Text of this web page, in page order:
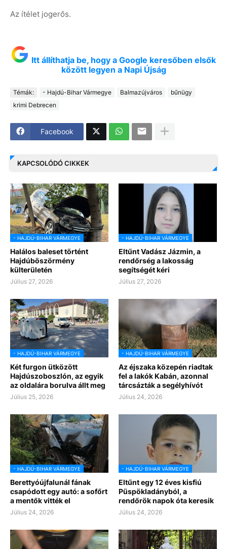
Az ítélet jogerős.
Itt állíthatja be, hogy a Google keresőben elsők
között legyen a Napi Újság
Témák: - Hajdú-Bihar Vármegye Balmazújváros
bűnügy
krimi Debrecen
Facebook
KAPCSOLÓDÓ CIKKEK
- HAJDÚ-BIHAR VÁRMEGYE
Halálos baleset történt
Hajdúböszörmény
külterületén
Július 27, 2026
- HAJDÚ-BIHAR VÁRMEGYE
Eltűnt Vadász Jázmin, a
rendőrség a lakosság
segítségét kéri
Július 27, 2026
- HAJDÚ-BIHAR VÁRMEGYE
Két furgon ütközött
Hajdúszoboszlón, az egyik
az oldalára borulva állt meg
Július 25, 2026
- HAJDÚ-BIHAR VÁRMEGYE
Az éjszaka közepén riadtak
fel a lakók Kabán, azonnal
tárcsázták a segélyhívót
Július 24, 2026
- HAJDÚ-BIHAR VÁRMEGYE
Berettyóújfalunál fának
csapódott egy autó: a sofőrt
a mentők vitték el
Július 24, 2026
- HAJDÚ-BIHAR VÁRMEGYE
Eltűnt egy 12 éves kisfiú
Püspökladányból, a
rendőrök napok óta keresik
Július 24, 2026